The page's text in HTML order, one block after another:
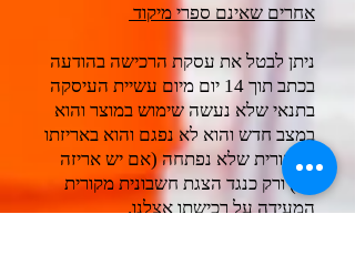
אחרים שאינם ספרי מיקוד
ניתן לבטל את עסקת הרכישה בהודעה
בכתב תוך 14 יום מיום עשיית העיסקה
בתנאי שלא נעשה שימוש במוצר והוא
במצב חדש והוא לא נפגם והוא באריזתו
המקורית שלא נפתחה (אם יש אריזה
כזו) ורק כנגד הצגת חשבונית מקורית
המעידה על רכישתו אצלנו.